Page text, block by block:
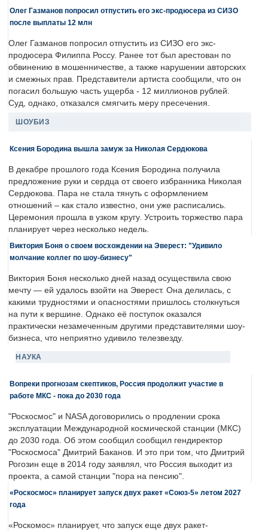
Олег Газманов попросил отпустить его экс-продюсера из СИЗО
после выплаты 12 млн
Олег Газманов попросил отпустить из СИЗО его экс-
продюсера Филиппа Россу. Ранее тот был арестован по
обвинению в мошенничестве, а также нарушении авторских
и смежных прав. Представители артиста сообщили, что он
погасил большую часть ущерба - 12 миллионов рублей.
Суд, однако, отказался смягчить меру пресечения.
ШОУБИЗ
Ксения Бородина вышла замуж за Николая Сердюкова
В декабре прошлого года Ксения Бородина получила
предложение руки и сердца от своего избранника Николая
Сердюкова. Пара не стала тянуть с оформлением
отношений – как стало известно, они уже расписались.
Церемония прошла в узком кругу. Устроить торжество пара
планирует через несколько недель.
Виктория Боня о своем восхождении на Эверест: "Удивило
молчание коллег по шоу-бизнесу"
Виктория Боня несколько дней назад осуществила свою
мечту — ей удалось взойти на Эверест. Она делилась, с
какими трудностями и опасностями пришлось столкнуться
на пути к вершине. Однако её поступок оказался
практически незамеченным другими представителями шоу-
бизнеса, что неприятно удивило телезвезду.
НАУКА
Вопреки прогнозам скептиков, Россия продолжит участие в
работе МКС - пока до 2030 года
"Роскосмос" и NASA договорились о продлении срока
эксплуатации Международной космической станции (МКС)
до 2030 года. Об этом сообщил сообщил гендиректор
"Роскосмоса" Дмитрий Баканов. И это при том, что Дмитрий
Рогозин еще в 2014 году заявлял, что Россия выходит из
проекта, а самой станции "пора на пенсию".
«Роскосмос» планирует запуск двух ракет «Союз-5» летом 2027
года
«Роскомос» планирует, что запуск еще двух ракет-